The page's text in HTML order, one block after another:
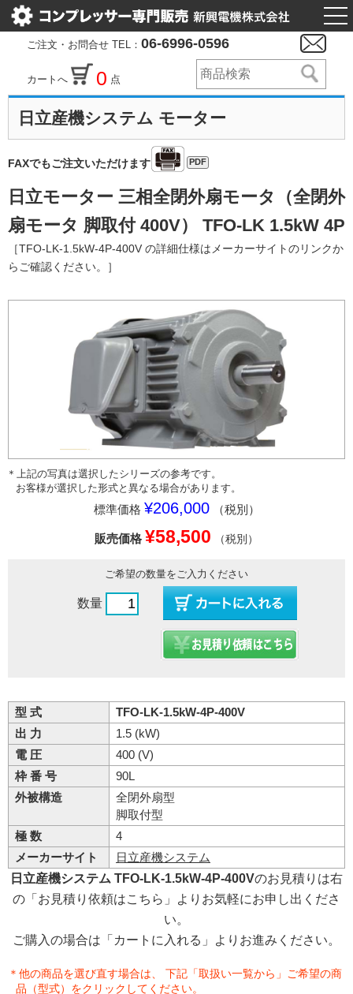
ご注文・お問合せ TEL： 06-6996-0596
カートへ 0 点
日立産機システム モーター
FAXでもご注文いただけます PDF
日立モーター 三相全閉外扇モータ（全閉外
扇モータ 脚取付 400V） TFO-LK 1.5kW 4P
［TFO-LK-1.5kW-4P-400V の詳細仕様はメーカーサイトのリンクか
らご確認ください。］
＊上記の写真は選択したシリーズの参考です。
お客様が選択した形式と異なる場合があります。
標準価格 ¥206,000 （税別）
販売価格 ¥58,500 （税別）
ご希望の数量をご入力ください
数量
型 式
TFO-LK-1.5kW-4P-400V
出 力
1.5 (kW)
電 圧
400 (V)
枠 番 号
90L
外被構造
全閉外扇型
脚取付型
極 数
4
メーカーサイト
日立産機システム
日立産機システム TFO-LK-1.5kW-4P-400Vのお見積りは右
の「お見積り依頼はこちら」よりお気軽にお申し出くださ
い。
ご購入の場合は「カートに入れる」よりお進みください。
＊他の商品を選び直す場合は、 下記「取扱い一覧から」ご希望の商
品（型式）をクリックしてください。